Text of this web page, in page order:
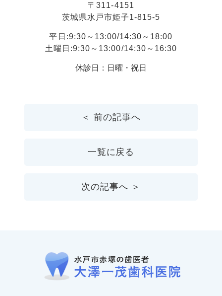
〒311-4151
茨城県水戸市姫子1-815-5
平日:9:30～13:00/14:30～18:00
土曜日:9:30～13:00/14:30～16:30
休診日：日曜・祝日
＜ 前の記事へ
一覧に戻る
次の記事へ ＞